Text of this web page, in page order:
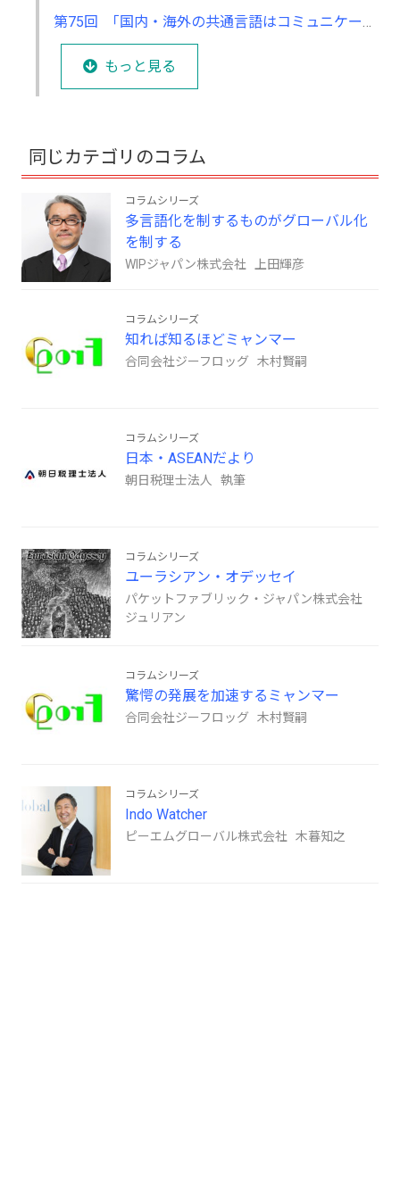
もっと見る
同じカテゴリのコラム
コラムシリーズ
多言語化を制するものがグローバル化
を制する
WIPジャパン株式会社 上田輝彦
コラムシリーズ
知れば知るほどミャンマー
合同会社ジーフロッグ 木村賢嗣
コラムシリーズ
日本・ASEANだより
朝日税理士法人 執筆
コラムシリーズ
ユーラシアン・オデッセイ
パケットファブリック・ジャパン株式会社
ジュリアン
コラムシリーズ
驚愕の発展を加速するミャンマー
合同会社ジーフロッグ 木村賢嗣
コラムシリーズ
Indo Watcher
ピーエムグローバル株式会社 木暮知之